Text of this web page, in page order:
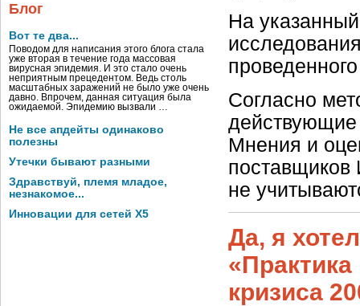
Блог
Вот те два...
Поводом для написания этого блога стала
уже вторая в течение года массовая
вирусная эпидемия. И это стало очень
неприятным прецедентом. Ведь столь
масштабных заражений не было уже очень
давно. Впрочем, данная ситуация была
ожидаемой. Эпидемию вызвали …
Не все апдейты одинаково
полезны
Утечки бывают разными
Здравствуй, племя младое,
незнакомое...
Инновации для сетей X5
На
Согласно
Мнения и
поставщиков
не
Да, я
кризиса